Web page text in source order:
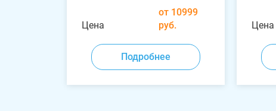
Цена
от 10999
руб.
Подробнее
Цена